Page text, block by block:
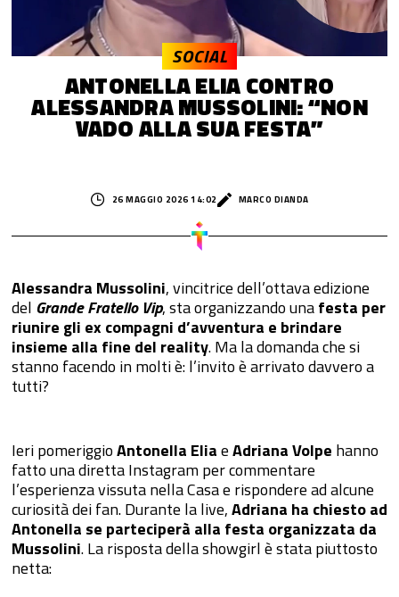
ANTONELLA ELIA CONTRO
ALESSANDRA MUSSOLINI: “NON
VADO ALLA SUA FESTA”
SOCIAL
26 MAGGIO 2026 14:02 MARCO DIANDA
Alessandra Mussolini, vincitrice dell’ottava edizione
del Grande Fratello Vip, sta organizzando unafesta per
riunire gli ex compagni d’avventura e brindare
insieme alla fine del reality. Ma la domanda che si
stanno facendo in molti è: l’invito è arrivato davvero a
tutti?
Ieri pomeriggioAntonella EliaeAdriana Volpe hanno
fatto una diretta Instagram per commentare
l’esperienza vissuta nella Casa e rispondere ad alcune
curiosità dei fan. Durante la live,Adriana ha chiesto ad
Antonella se parteciperà alla festa organizzata da
Mussolini. La risposta della showgirl è stata piuttosto
netta: